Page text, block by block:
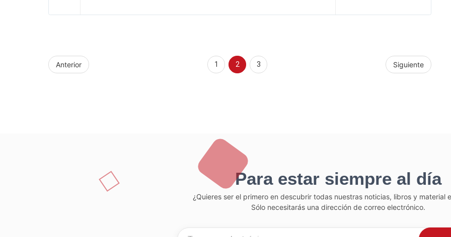
Anterior Siguiente
1 2 3
Para estar siempre al día
¿Quieres ser el primero en descubrir todas nuestras noticias, libros y material
Sólo necesitarás una dirección de correo electrónico.